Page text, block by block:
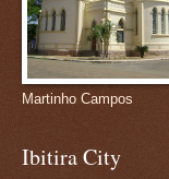
Martinho Campos
Ibitira City